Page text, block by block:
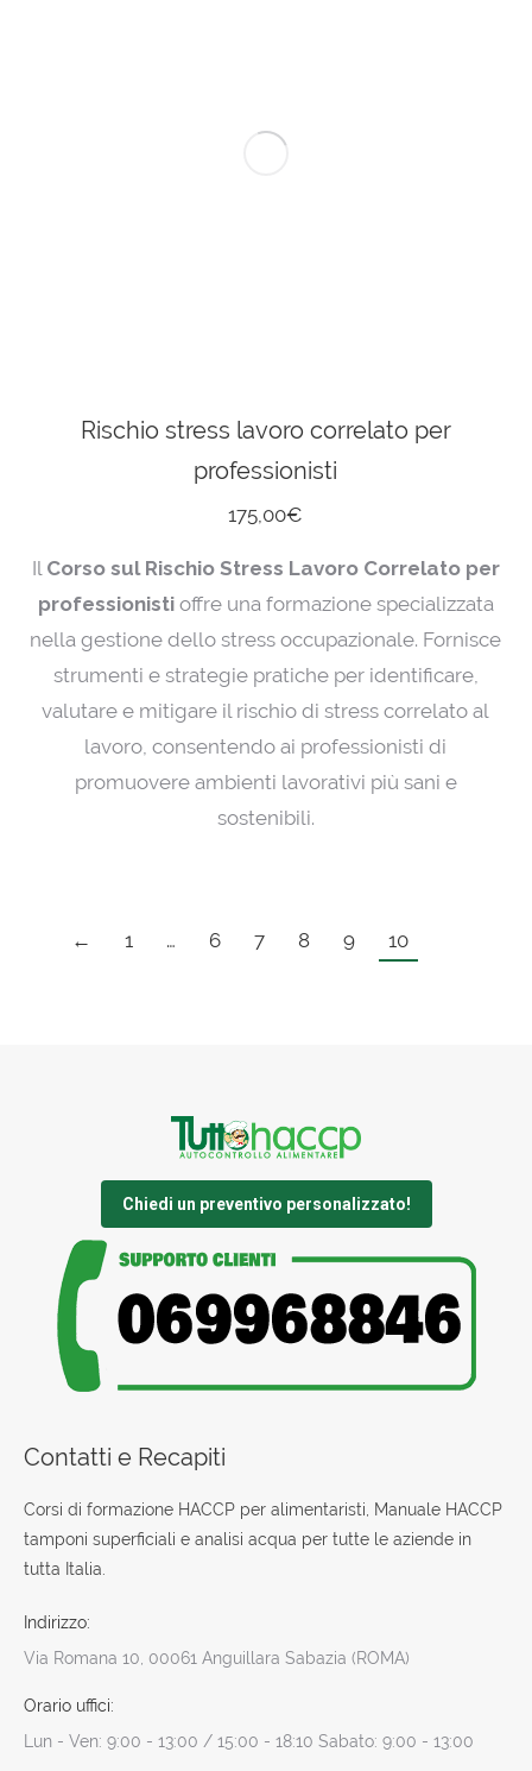
Rischio stress lavoro correlato per
professionisti
175,00€
Il Corso sul Rischio Stress Lavoro Correlato per
professionistioffre una formazione specializzata
nella gestione dello stress occupazionale. Fornisce
strumenti e strategie pratiche per identificare,
valutare e mitigare il rischio di stress correlato al
lavoro, consentendo ai professionisti di
promuovere ambienti lavorativi più sani e
sostenibili.
← 1 … 6 7 8 9 10
Chiedi un preventivo personalizzato!
Contatti e Recapiti
Corsi di formazione HACCP per alimentaristi, Manuale HACCP
tamponi superficiali e analisi acqua per tutte le aziende in
tutta Italia.
Indirizzo:
Via Romana 10, 00061 Anguillara Sabazia (ROMA)
Orario uffici:
Lun - Ven: 9:00 - 13:00 / 15:00 - 18:10 Sabato: 9:00 - 13:00